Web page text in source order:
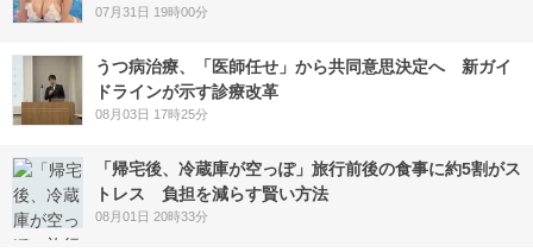
07月31日 19時00分
うつ病治療、「医師任せ」から共同意思決定へ 新ガイ
ドラインが示す診療改革
08月03日 17時25分
「帰宅後、冷蔵庫が空っぽ」旅行前後の食事に約5割がス
トレス 負担を減らす賢い方法
08月01日 20時33分